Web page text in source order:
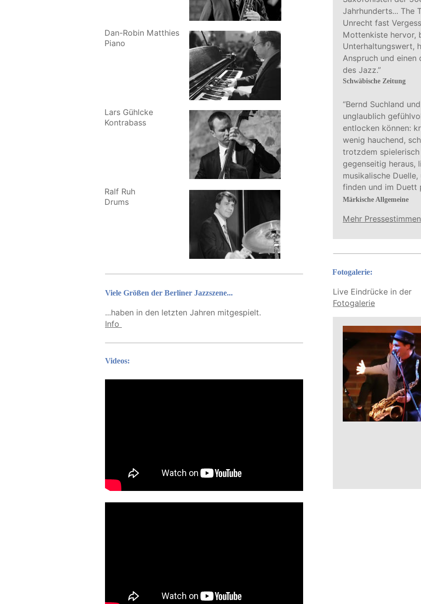
Fotogalerie:
Live Eindrücke in der
Fotogalerie
Mehr Pressestimmen
Dan-Robin Matthies
Piano
Lars Gühlcke
Kontrabass
Ralf Ruh
Drums
Videos:
...haben in den letzten Jahren mitgespielt.
Info
Viele Größen der Berliner Jazzszene...
Jahrhunderts... The
Unrecht fast
Mottenkiste hervor,
Unterhaltungswert,
Anspruch und einen
des Jazz.”
Schwäbische Zeitung
“Bernd Suchland
unglaublich
entlocken können:
wenig hauchend,
trotzdem
gegenseitig heraus,
musikalische
finden und im Duett
Märkische Allgemeine